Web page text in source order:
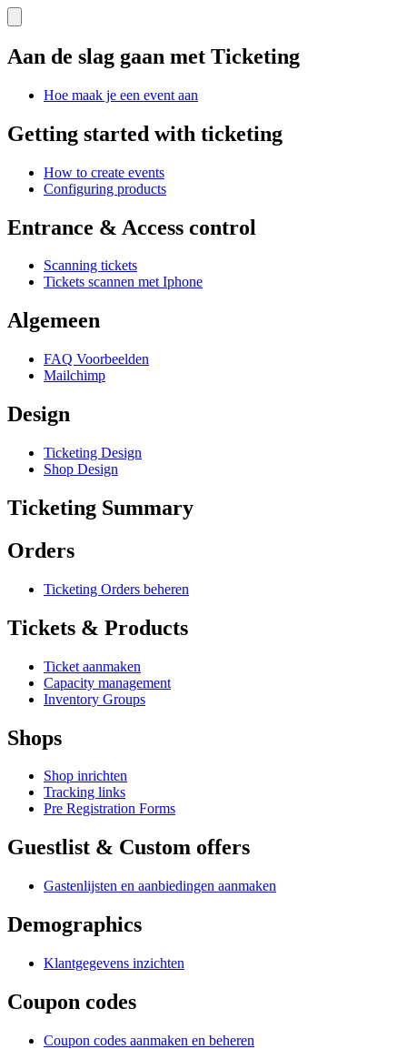
Aan de slag gaan met Ticketing
Hoe maak je een event aan
Getting started with ticketing
How to create events
Configuring products
Entrance & Access control
Scanning tickets
Tickets scannen met Iphone
Algemeen
FAQ Voorbeelden
Mailchimp
Design
Ticketing Design
Shop Design
Ticketing Summary
Orders
Ticketing Orders beheren
Tickets & Products
Ticket aanmaken
Capacity management
Inventory Groups
Shops
Shop inrichten
Tracking links
Pre Registration Forms
Guestlist & Custom offers
Gastenlijsten en aanbiedingen aanmaken
Demographics
Klantgegevens inzichten
Coupon codes
Coupon codes aanmaken en beheren